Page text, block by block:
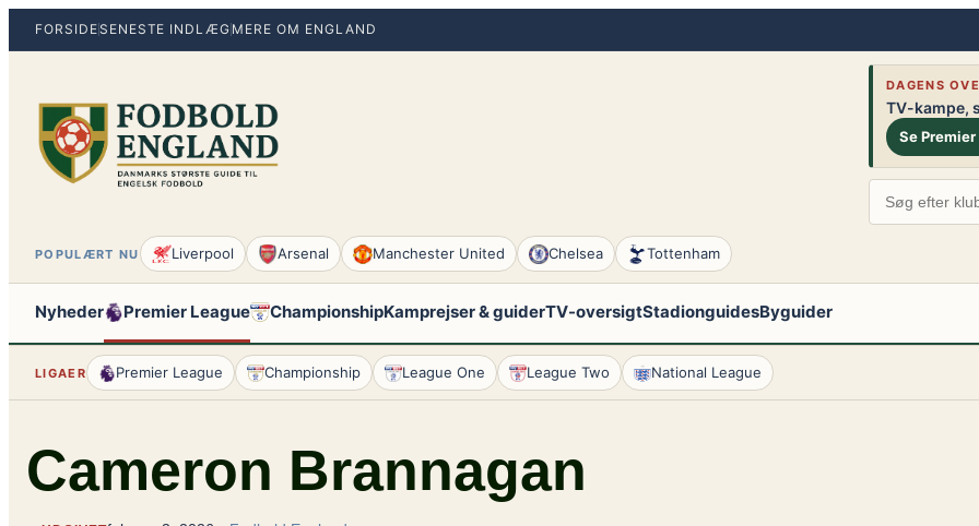
SpringFORSIDESENESTE INDLÆG MERE OM ENGLAND
DAGENS
TV-kampe,
Se
POPULÆRT NU Liverpool Arsenal Manchester United Chelsea Tottenham
Nyheder Premier League ChampionshipKamprejser & guiderTV-oversigtStadionguidesByguider
LIGAER Premier League Championship League One League Two National League
Cameron Brannagan